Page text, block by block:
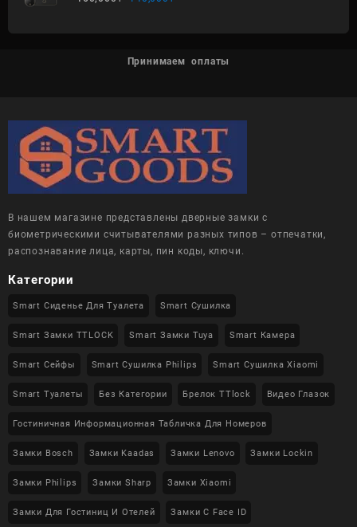
Принимаем оплаты
В нашем магазине представлены дверные замки с
биометрическими считывателями разных типов – отпечатки,
распознавание лица, карты, пин коды, ключи.
Категории
Smart Сиденье Для Туалета Smart Сушилка
Smart Замки TTLOCK Smart Замки Tuya Smart Камера
Smart Сейфы Smart Сушилка Philips Smart Сушилка Xiaomi
Smart Туалеты Без Категории Брелок TTlock Видео Глазок
Гостиничная Информационная Табличка Для Номеров
Замки Bosch Замки Kaadas Замки Lenovo Замки Lockin
Замки Philips Замки Sharp Замки Xiaomi
Замки Для Гостиниц И Отелей Замки С Face ID